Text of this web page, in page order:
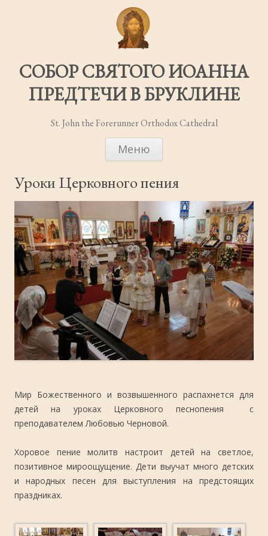
СОБОР СВЯТОГО ИОАННА
ПРЕДТЕЧИ В БРУКЛИНЕ
St. John the Forerunner Orthodox Cathedral
Меню
Уроки Церковного пения
Мир Божественного и возвышенного распахнется для
детей на уроках Церковного песнопения с
преподавателем Любовью Черновой.
Хоровое пение молитв настроит детей на светлое,
позитивное мироощущение. Дети выучат много детских
и народных песен для выступления на предстоящих
праздниках.